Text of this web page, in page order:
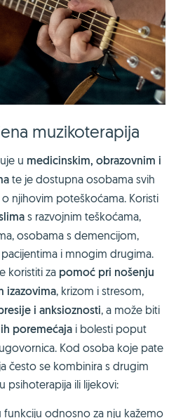
muzikoterapija
u medicinskim, obrazovnim i
te je dostupna osobama svih
njihovim poteškoćama. Koristi
s razvojnim teškoćama,
osobama s demencijom,
i mnogim drugima.
koristiti za pomoć pri nošenju
izazovima, krizom i stresom,
i anksioznosti, a može biti
poremećaja i bolesti poput
Kod osoba koje pate
često se kombinira s drugim
psihoterapija ili lijekovi:
odnosno za nju kažemo